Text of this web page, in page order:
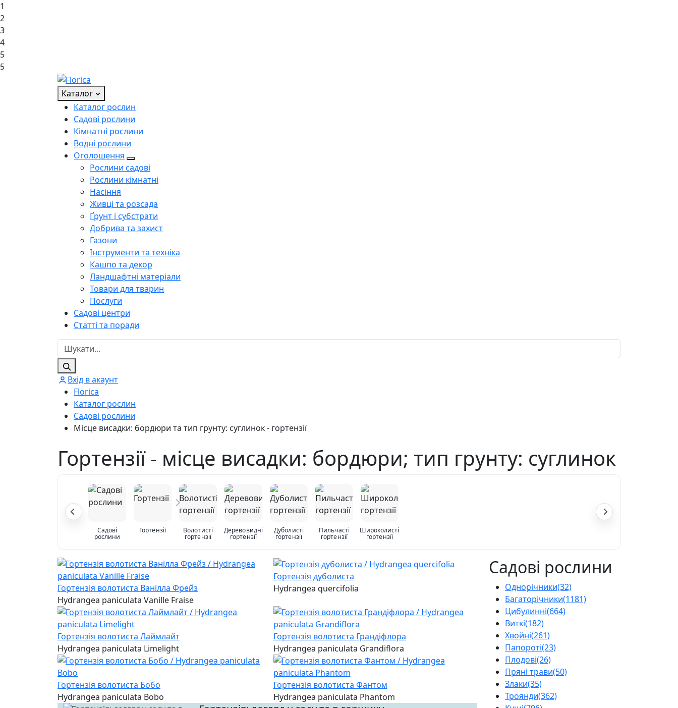
1
2
3
4
5
5
Каталог
Каталог рослин
Садові рослини
Кімнатні рослини
Водні рослини
Оголошення
Рослини садові
Рослини кімнатні
Насіння
Живці та розсада
Ґрунт і субстрати
Добрива та захист
Газони
Інструменти та техніка
Кашпо та декор
Ландшафтні матеріали
Товари для тварин
Послуги
Садові центри
Статті та поради
Вхід в акаунт
Florica
Каталог рослин
Садові рослини
Місце висадки: бордюри та тип грунту: суглинок - гортензії
Гортензії - місце висадки: бордюри; тип грунту: суглинок
Садові
рослини
Гортензії Волотисті
гортензії
Деревовидні
гортензії
Дуболисті
гортензії
Пильчасті
гортензії
Широколисті
гортензії
Гортензія волотиста Ванілла Фрейз
Hydrangea paniculata Vanille Fraise
Гортензія дуболиста
Hydrangea quercifolia
Гортензія волотиста Лаймлайт
Hydrangea paniculata Limelight
Гортензія волотиста Грандіфлора
Hydrangea paniculata Grandiflora
Гортензія волотиста Бобо
Hydrangea paniculata Bobo
Гортензія волотиста Фантом
Hydrangea paniculata Phantom
Садові рослини
Однорічники(32)
Багаторічники(1181)
Цибулинні(664)
Виткі(182)
Хвойні(261)
Папороті(23)
Плодові(26)
Пряні трави(50)
Злаки(35)
Троянди(362)